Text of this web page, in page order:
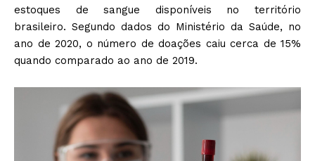
estoques de sangue disponíveis no território
brasileiro. Segundo dados do Ministério da Saúde, no
ano de 2020, o número de doações caiu cerca de 15%
quando comparado ao ano de 2019.